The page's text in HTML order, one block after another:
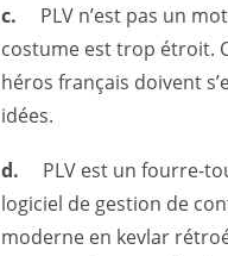
c.
PLV n’est pas un
costume est trop étroit.
héros français doivent
idées.
d.
PLV est un fourre-
logiciel de gestion de
moderne en kevlar